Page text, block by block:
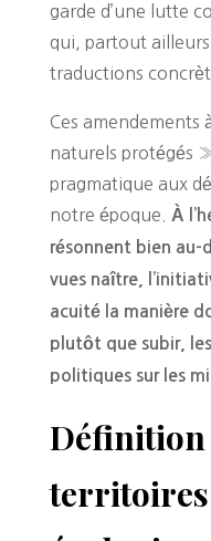
garde d’une lutte
qui, partout
traductions
Ces amendements
naturels protégés
pragmatique aux
notre époque.
À
résonnent bien au-
vues naître,
acuité la manière
plutôt que subir,
politiques sur les
Définition
territoires